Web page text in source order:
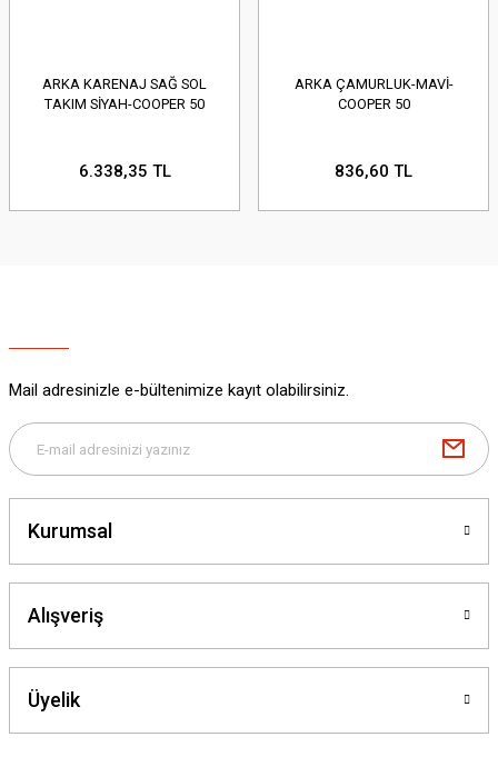
ARKA KARENAJ SAĞ SOL
TAKIM SİYAH-COOPER 50
6.338,35 TL
ARKA ÇAMURLUK-MAVİ-
COOPER 50
836,60 TL
Mail adresinizle e-bültenimize kayıt olabilirsiniz.
Kurumsal
Alışveriş
Üyelik